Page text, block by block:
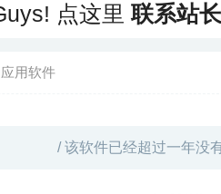
点这里联系站长
应用软件
/ 该软件已经超过一年没